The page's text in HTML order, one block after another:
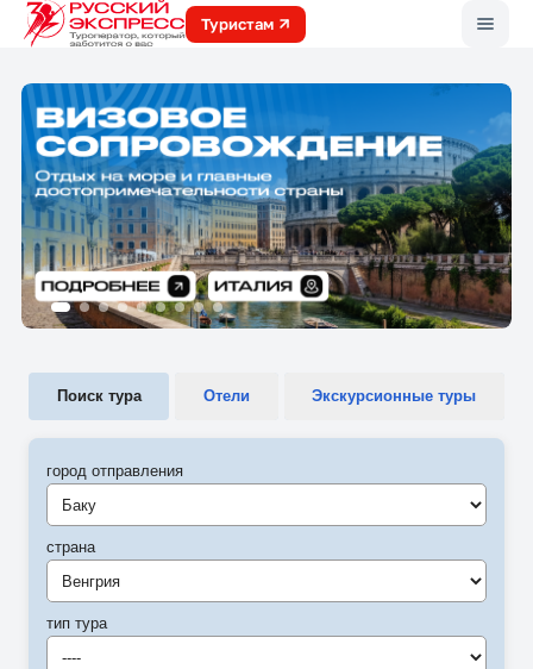
Туристам
Поиск тура Отели Экскурсионные туры
город отправления
Баку
страна
Венгрия
тип тура
----